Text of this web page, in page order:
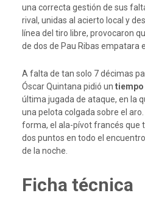
una correcta gestión de sus
rival, unidas al acierto local y
línea del tiro libre, provocaron
de dos de Pau Ribas empatara
A falta de tan solo 7 décimas
Óscar Quintana pidió un
última jugada de ataque, en la
una pelota colgada sobre el
forma, el ala-pívot francés que
dos puntos en todo el
de la noche.
Ficha técnica